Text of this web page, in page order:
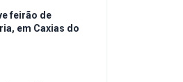
feirão de
em Caxias do